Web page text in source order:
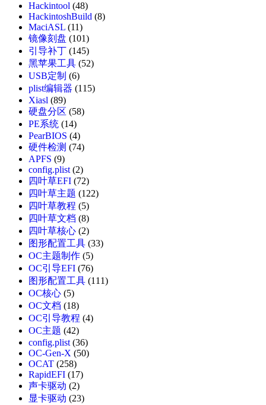
Hackintool (48)
HackintoshBuild (8)
MaciASL (11)
镜像刻盘 (101)
引导补丁 (145)
黑苹果工具 (52)
USB定制 (6)
plist编辑器 (115)
Xiasl (89)
硬盘分区 (58)
PE系统 (14)
PearBIOS (4)
硬件检测 (74)
APFS (9)
config.plist(2)
四叶草EFI (72)
四叶草主题 (122)
四叶草教程 (5)
四叶草文档 (8)
四叶草核心 (2)
图形配置工具 (33)
OC主题制作 (5)
OC引导EFI (76)
图形配置工具 (111)
OC核心 (5)
OC文档 (18)
OC引导教程 (4)
OC主题 (42)
config.plist(36)
OC-Gen-X (50)
OCAT (258)
RapidEFI (17)
声卡驱动 (2)
显卡驱动 (23)